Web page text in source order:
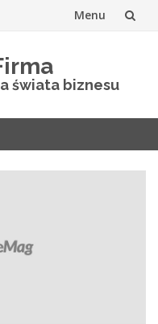
Menu
świata biznesu